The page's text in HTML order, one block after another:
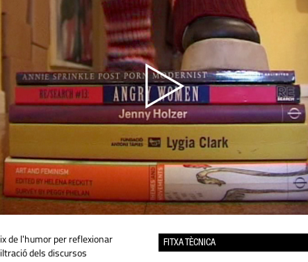
de l'humor per reflexionar
dels discursos
FITXA TÈCNICA